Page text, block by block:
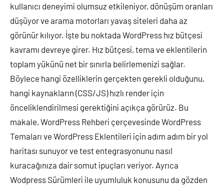
kullanıcı deneyimi olumsuz etkileniyor, dönüşüm oranları
düşüyor ve arama motorları yavaş siteleri daha az
görünür kılıyor. İşte bu noktada WordPress hız bütçesi
kavramı devreye girer. Hız bütçesi, tema ve eklentilerin
toplam yükünü net bir sınırla belirlemenizi sağlar.
Böylece hangi özelliklerin gerçekten gerekli olduğunu,
hangi kaynakların (CSS/JS) hızlı render için
önceliklendirilmesi gerektiğini açıkça görürüz. Bu
makale, WordPress Rehberi çerçevesinde WordPress
Temaları ve WordPress Eklentileri için adım adım bir yol
haritası sunuyor ve test entegrasyonunu nasıl
kuracağınıza dair somut ipuçları veriyor. Ayrıca
Wodpress Sürümleri ile uyumluluk konusunu da gözden